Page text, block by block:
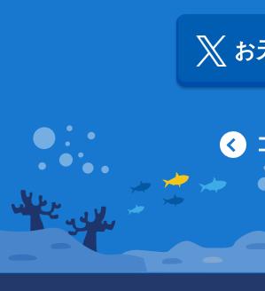
お